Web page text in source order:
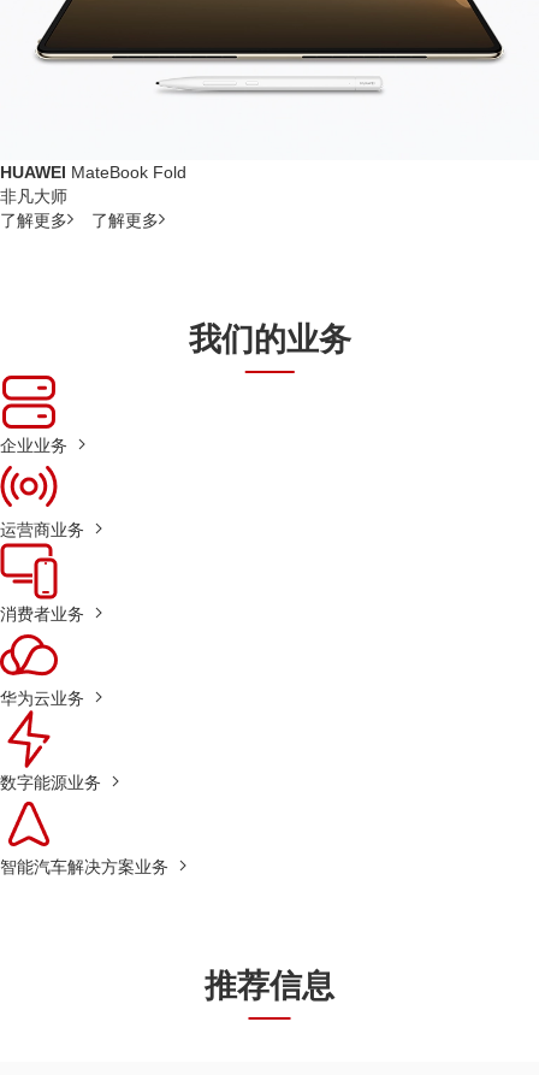
HUAWEI MateBook Fold
非凡大师
了解更多
了解更多
我们的业务
企业业务
运营商业务
消费者业务
华为云业务
数字能源业务
智能汽车解决方案业务
推荐信息